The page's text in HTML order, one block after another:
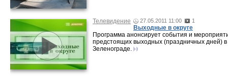
Телевидение 27.05.2011 11:00 1
Выходные в округе
Программа анонсирует события и
предстоящих выходных (праздничных дней) в
Зеленограде.